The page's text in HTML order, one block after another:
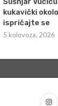
kukavički
ispričajte se
5 kolovoza, 2026